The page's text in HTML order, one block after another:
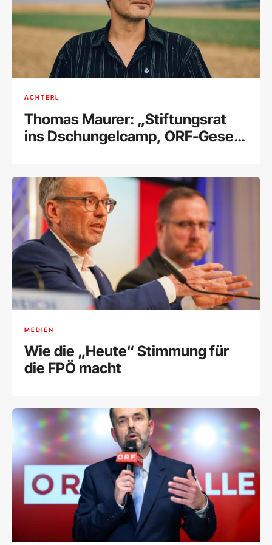
ACHTERL
Thomas Maurer: „Stiftungsrat
ins Dschungelcamp, ORF-Gesetz
MEDIEN
Wie die „Heute“ Stimmung für
die FPÖ macht